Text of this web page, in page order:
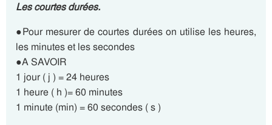
Les courtes durées.
●Pour mesurer de courtes durées on utilise les heures,
les minutes et les secondes
●A SAVOIR
1 jour ( j ) = 24 heures
1 heure ( h )= 60 minutes
1 minute (min) = 60 secondes ( s )